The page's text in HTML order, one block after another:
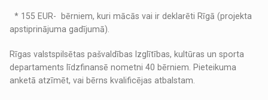
* 155 EUR- bērniem, kuri mācās vai ir deklarēti Rīgā (projekta
apstiprinājuma gadījumā).
Rīgas valstspilsētas pašvaldības Izglītības, kultūras un sporta
departaments līdzfinansē nometni 40 bērniem. Pieteikuma
anketā atzīmēt, vai bērns kvalificējas atbalstam.